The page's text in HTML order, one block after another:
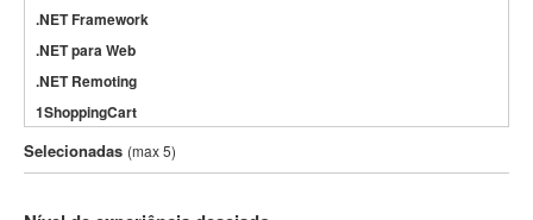
.NET Framework
.NET para Web
.NET Remoting
1ShoppingCart
3DS Max
3GSM
Selecionadas (max 5)